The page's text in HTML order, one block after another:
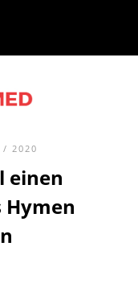
/ 2020
einen
Hymen